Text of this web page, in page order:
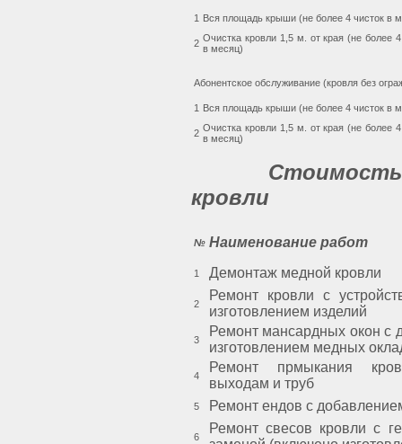
1 Вся площадь крыши (не более 4 чисток в
2 Очистка кровли 1,5 м. от края (не более 4
в месяц)
Абонентское обслуживание (кровля без
1 Вся площадь крыши (не более 4 чисток в
2 Очистка кровли 1,5 м. от края (не более 4
в месяц)
кровли
№ Наименование работ
1 Демонтаж медной кровли
2
Ремонт кровли с
изготовлением изделий
3
Ремонт мансардных окон с
изготовлением медных
4
Ремонт прмыкания
выходам и труб
5 Ремонт ендов с
6
Ремонт свесов кровли с